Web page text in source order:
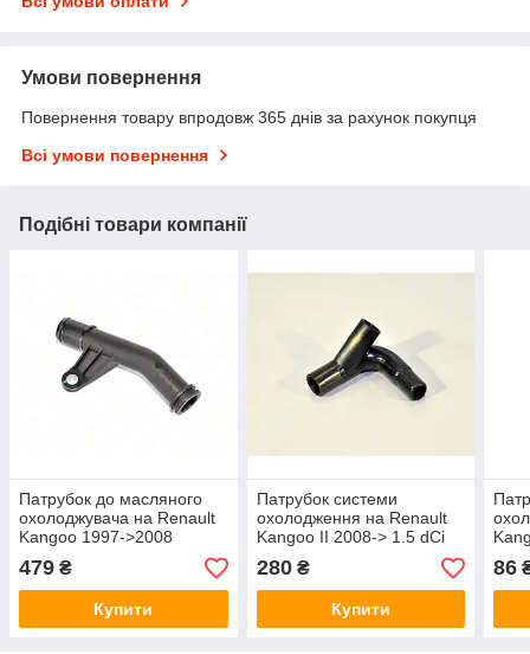
Умови повернення
Повернення товару впродовж 365 днів за рахунок покупця
Всі умови повернення
Подібні товари компанії
Патрубок до масляного
охолоджувача на Renault
Kangoo 1997->2008
(Оригінал) - 2130900Q0H
479 ₴
Купити
Патрубок системи
охолодження на Renault
Kangoo II 2008-> 1.5 dCi
— STC (Іспанія) - T409156
280₴
Купити
86